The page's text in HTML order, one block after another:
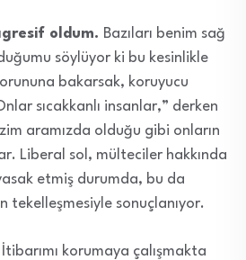
oldum. Bazıları benim sağ
söylüyor ki bu kesinlikle
bakarsak, koruyucu
sıcakkanlı insanlar,” derken
aramızda olduğu gibi onların
Liberal sol, mülteciler hakkında
etmiş durumda, bu da
tekelleşmesiyle sonuçlanıyor.
İtibarımı korumaya çalışmakta